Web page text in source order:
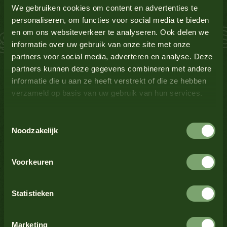
We gebruiken cookies om content en advertenties te
personaliseren, om functies voor social media te bieden
en om ons websiteverkeer te analyseren. Ook delen we
informatie over uw gebruik van onze site met onze
partners voor social media, adverteren en analyse. Deze
partners kunnen deze gegevens combineren met andere
informatie die u aan ze heeft verstrekt of die ze hebben
verzameld op basis van uw gebruik van hun services.
Noodzakelijk
Voorkeuren
Statistieken
Marketing
Schnitzel
Glutenbevattende granen
Lupine Nee
Melk Nee
Mosterd
Noten Nee
Schaaldieren Nee
Selderij Nee
Nee
Bekijk alle producten
Bekijk alle producten
Bekijk alle producten